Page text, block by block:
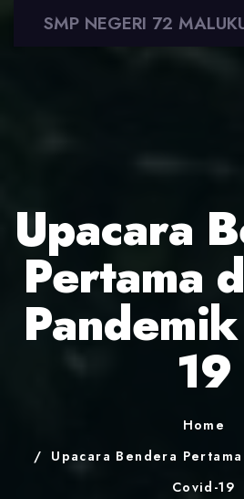
SMP NEGERI 72
Upacara
Pertama
19
Home
Upacara Bendera
Covid-19